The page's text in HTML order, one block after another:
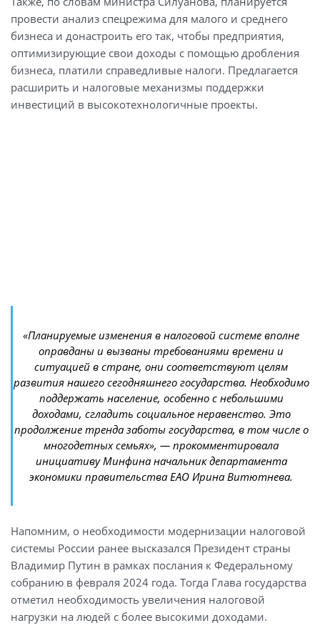
провести анализ спецрежима для малого и среднего
бизнеса и донастроить его так, чтобы предприятия,
оптимизирующие свои доходы с помощью дробления
бизнеса, платили справедливые налоги. Предлагается
расширить и налоговые механизмы поддержки
инвестиций в высокотехнологичные проекты.
«Планируемые изменения в налоговой системе вполне
оправданы и вызваны требованиями времени и
ситуацией в стране, они соответствуют целям
развития нашего сегодняшнего государства. Необходимо
поддержать население, особенно с небольшими
доходами, сгладить социальное неравенство. Это
продолжение тренда заботы государства, в том числе о
многодетных семьях», — прокомментировала
инициативу Минфина начальник департамента
экономики правительства ЕАО Ирина Витютнева.
Напомним, о необходимости модернизации налоговой
системы России ранее высказался Президент страны
Владимир Путин в рамках послания к Федеральному
собранию в февраля 2024 года. Тогда Глава государства
отметил необходимость увеличения налоговой
нагрузки на людей с более высокими доходами.